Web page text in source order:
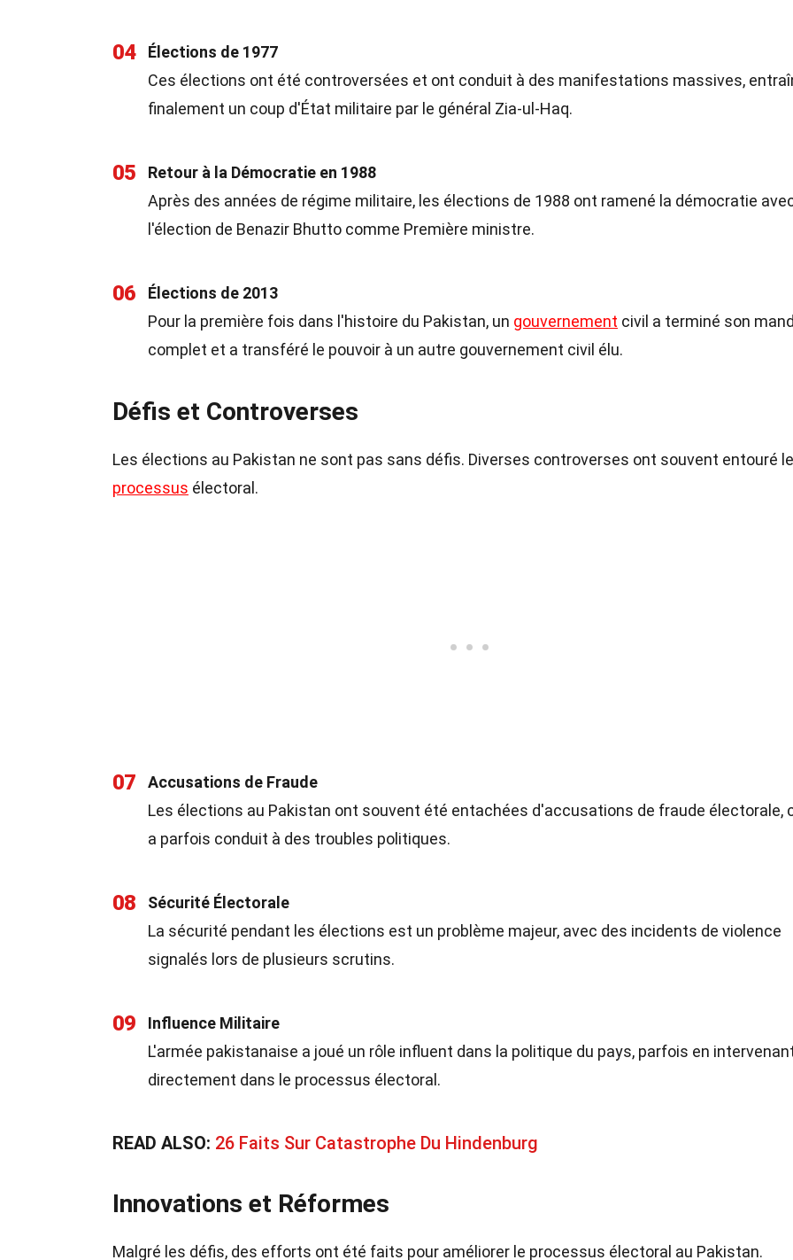
04
Élections de 1977
Ces élections ont été controversées et ont conduit à des manifestations massives,
finalement un coup d'État militaire par le général Zia-ul-Haq.
05
Retour à la Démocratie en 1988
Après des années de régime militaire, les élections de 1988 ont ramené la démocratie
l'élection de Benazir Bhutto comme Première ministre.
06
Élections de 2013
Pour la première fois dans l'histoire du Pakistan, un gouvernement civil a terminé son
complet et a transféré le pouvoir à un autre gouvernement civil élu.
Défis et Controverses
Les élections au Pakistan ne sont pas sans défis. Diverses controverses ont souvent entouré le
processus électoral.
07
Accusations de Fraude
Les élections au Pakistan ont souvent été entachées d'accusations de fraude électorale,
a parfois conduit à des troubles politiques.
08
Sécurité Électorale
La sécurité pendant les élections est un problème majeur, avec des incidents de violence
signalés lors de plusieurs scrutins.
09
Influence Militaire
L'armée pakistanaise a joué un rôle influent dans la politique du pays, parfois en
directement dans le processus électoral.
READ ALSO: 26 Faits Sur Catastrophe Du Hindenburg
Innovations et Réformes
Malgré les défis, des efforts ont été faits pour améliorer le processus électoral au Pakistan.